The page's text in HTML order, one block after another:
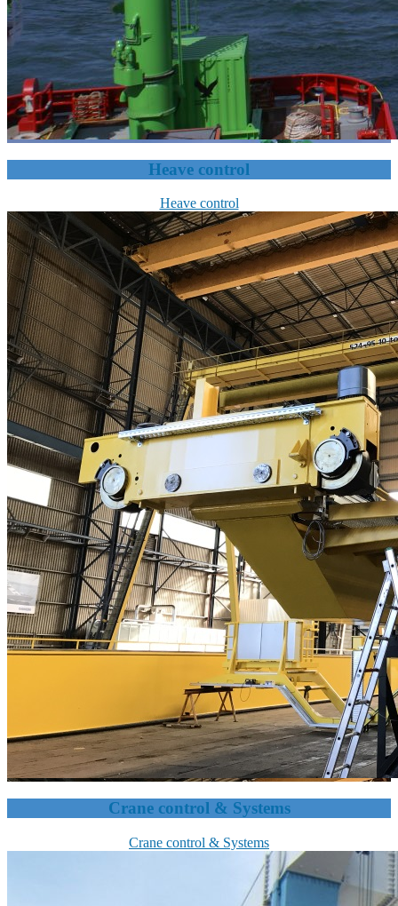
Heave control
Heave control
Crane control & Systems
Crane control & Systems